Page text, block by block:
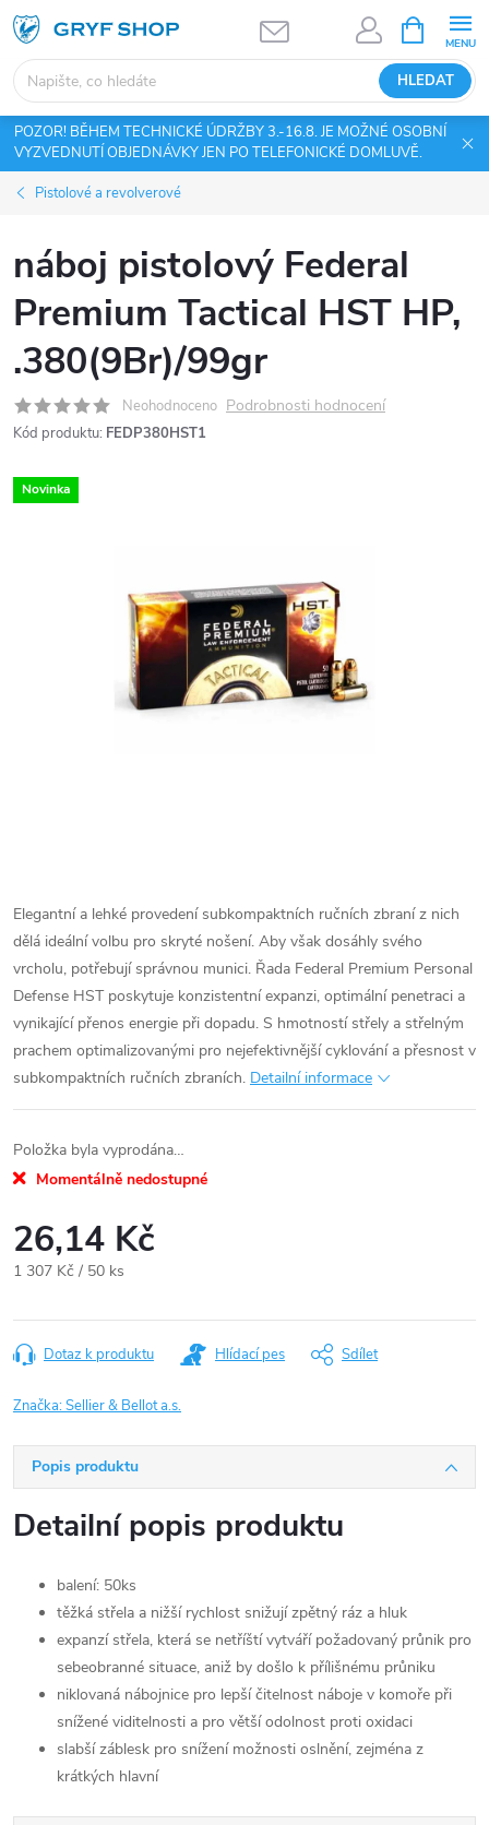
Přejít
na
obsah
HLEDAT
NÁKUPNÍ
KOŠÍK
POZOR! BĚHEM TECHNICKÉ ÚDRŽBY 3.-16.8. JE MOŽNÉ OSOBNÍ
VYZVEDNUTÍ OBJEDNÁVKY JEN PO TELEFONICKÉ DOMLUVĚ.
Pistolové a revolverové
náboj pistolový Federal
Premium Tactical HST HP,
.380(9Br)/99gr
Neohodnoceno Podrobnosti hodnocení
Kód produktu: FEDP380HST1
Novinka
Elegantní a lehké provedení subkompaktních ručních zbraní z nich
dělá ideální volbu pro skryté nošení. Aby však dosáhly svého
vrcholu, potřebují správnou munici. Řada Federal Premium Personal
Defense HST poskytuje konzistentní expanzi, optimální penetraci a
vynikající přenos energie při dopadu. S hmotností střely a střelným
prachem optimalizovanými pro nejefektivnější cyklování a přesnost v
subkompaktních ručních zbraních. Detailní informace
Položka byla vyprodána…
Momentálně nedostupné
26,14 Kč
Měrná
1 307 Kč / 50 ks
Dotaz k produktu Hlídací pes Sdílet
Značka:Sellier & Bellot a.s.
Popis produktu
Detailní popis produktu
balení: 50ks
těžká střela a nižší rychlost snižují zpětný ráz a hluk
expanzí střela, která se netříští vytváří požadovaný průnik pro
sebeobranné situace, aniž by došlo k přílišnému průniku
niklovaná nábojnice pro lepší čitelnost náboje v komoře při
snížené viditelnosti a pro větší odolnost proti oxidaci
slabší záblesk pro snížení možnosti oslnění, zejména z
krátkých hlavní